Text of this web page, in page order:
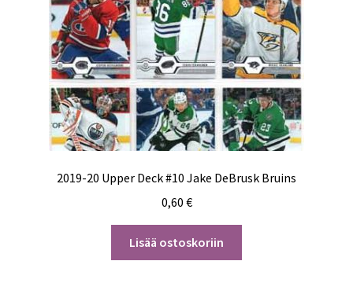
2019-20 Upper Deck #10 Jake DeBrusk Bruins
0,60 €
Lisää ostoskoriin